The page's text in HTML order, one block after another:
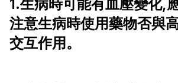
1.生病時可能有血壓變化,
注意生病時使用藥物否與
交互作用。